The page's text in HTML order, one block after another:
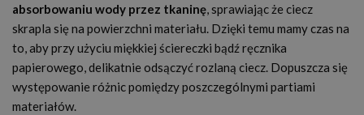
absorbowaniu wody przez tkaninę, sprawiając że ciecz
skrapla się na powierzchni materiału. Dzięki temu mamy czas na
to, aby przy użyciu miękkiej ściereczki bądź ręcznika
papierowego, delikatnie odsączyć rozlaną ciecz. Dopuszcza się
występowanie różnic pomiędzy poszczególnymi partiami
materiałów.